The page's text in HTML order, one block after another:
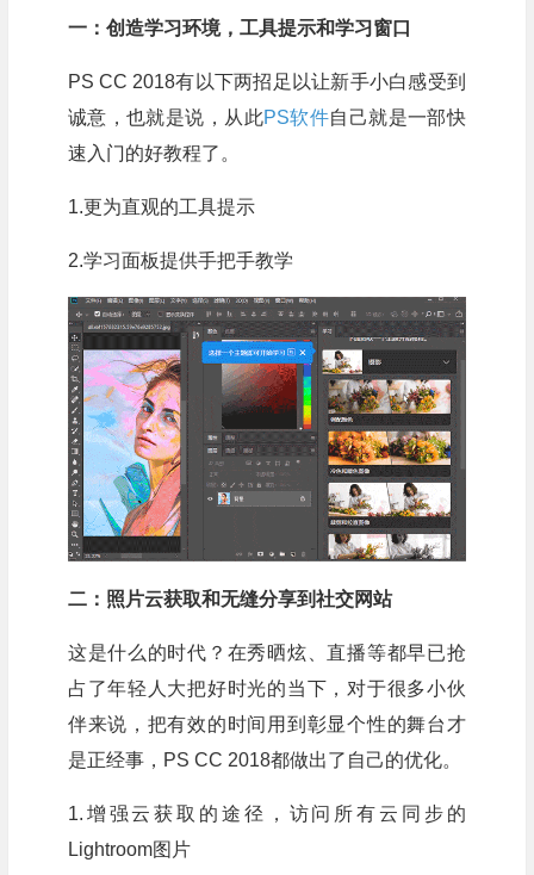
一：创造学习环境，工具提示和学习窗口
PS CC 2018有以下两招足以让新手小白感受到
诚意，也就是说，从此PS软件自己就是一部快
速入门的好教程了。
1.更为直观的工具提示
2.学习面板提供手把手教学
二：照片云获取和无缝分享到社交网站
这是什么的时代？在秀晒炫、直播等都早已抢
占了年轻人大把好时光的当下，对于很多小伙
伴来说，把有效的时间用到彰显个性的舞台才
是正经事，PS CC 2018都做出了自己的优化。
1.增强云获取的途径，访问所有云同步的
Lightroom图片